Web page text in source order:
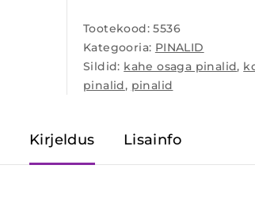
Tootekood:5536
Kategooria: PINALID
Sildid: kahe osaga pinalid,
pinalid, pinalid
Kirjeldus Lisainfo